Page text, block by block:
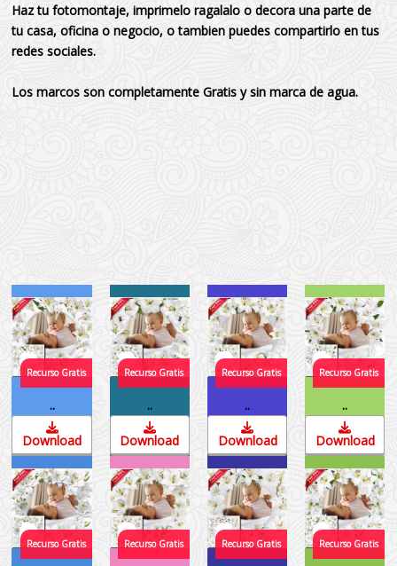
Haz tu fotomontaje, imprimelo ragalalo o decora una parte de
tu casa, oficina o negocio, o tambien puedes compartirlo en tus
redes sociales.
Los marcos son completamente Gratis y sin marca de agua.
..
Download
..
Download
..
Download
..
Download